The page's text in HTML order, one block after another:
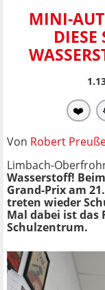
MINI-
❤️
Von Robert
Limbach-
Wasserstoff!
Grand-Prix am
treten wieder
Mal dabei ist das
Schulzentrum.